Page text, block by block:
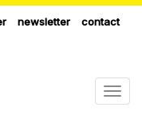
newsletter contact